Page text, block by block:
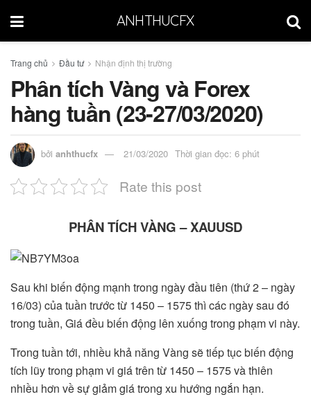
ANHTHUCFX
Trang chủ Đầu tư Nhận định thị trường
Phân tích Vàng và Forex
hàng tuần (23-27/03/2020)
bởi anhthucfx 21/03/2020 Thời gian đọc: 6 phút
Rate this post
PHÂN TÍCH VÀNG – XAUUSD
Sau khi biến động mạnh trong ngày đầu tiên (thứ 2 – ngày
16/03) của tuần trước từ 1450 – 1575 thì các ngày sau đó
trong tuần, Giá đều biến động lên xuống trong phạm vi này.
Trong tuần tới, nhiều khả năng Vàng sẽ tiếp tục biến động
tích lũy trong phạm vi giá trên từ 1450 – 1575 và thiên
nhiều hơn về sự giảm giá trong xu hướng ngắn hạn.